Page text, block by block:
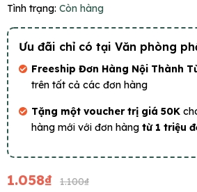
Tình trạng: Còn hàng
Ưu đãi chỉ có tại Văn phòng
Freeship Đơn Hàng Nội Thành
trên tất cả các đơn hàng
Tặng một voucher trị giá 50K
hàng mới với đơn hàng từ 1 triệu
1.058₫
1.100₫